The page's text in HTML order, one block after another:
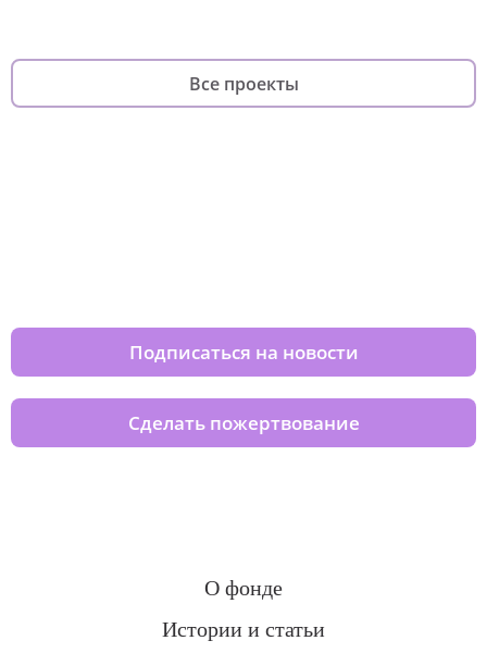
Все проекты
Подписаться на новости
Сделать пожертвование
О фонде
Истории и статьи